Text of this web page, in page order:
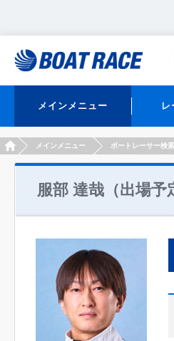
メインメニュー
HOMEメインメニュー ボートレーサー検索
服部 達哉（出場予